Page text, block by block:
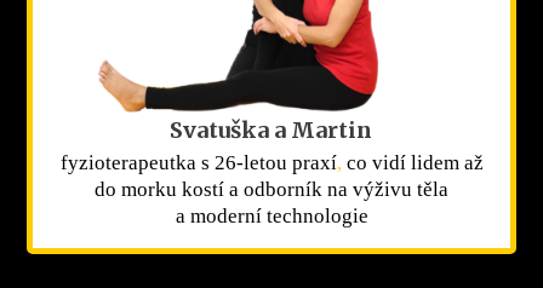
Svatuška a Martin
fyzioterapeutka s 26-letou praxí,co vidí lidem až
do morku kostí a odborník na výživu těla
a moderní technologie